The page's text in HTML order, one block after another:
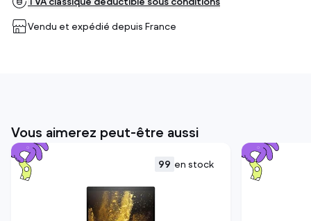
Vendu et expédié depuis France
Vous aimerez peut-être aussi
99 en stock